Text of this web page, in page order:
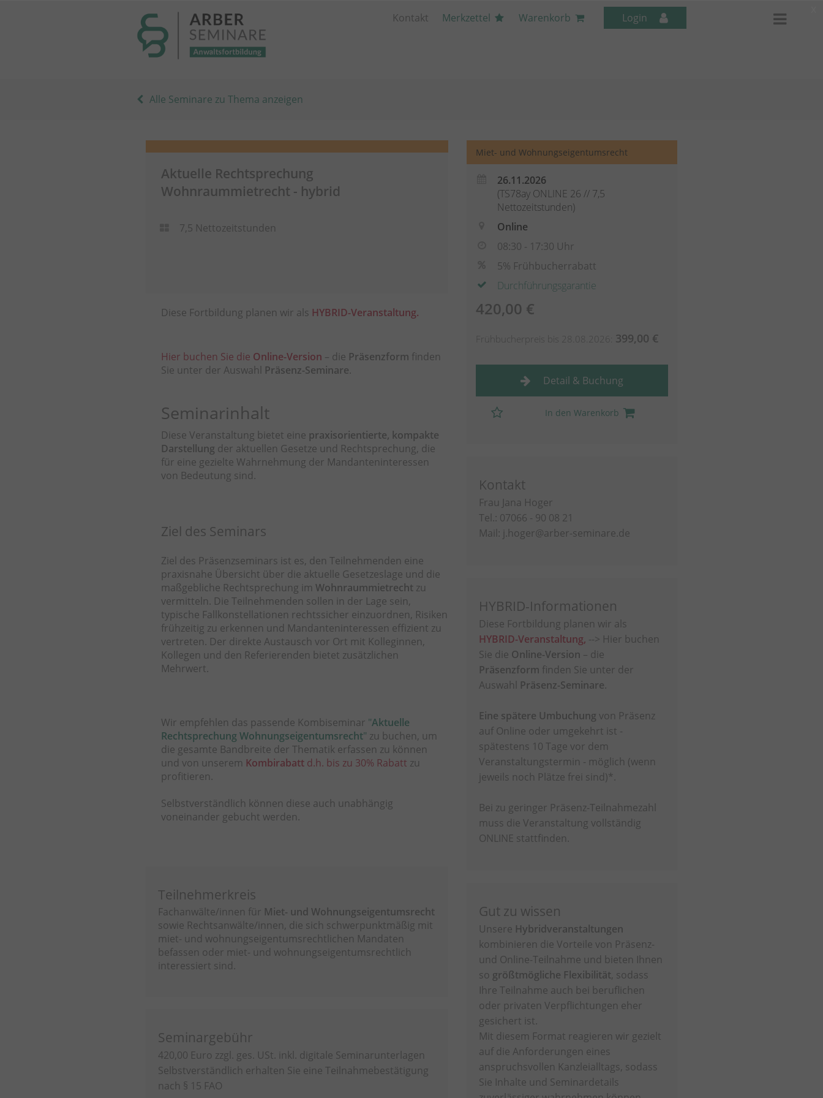
Kontakt Merkzettel Warenkorb Login
Alle Seminare zu Thema anzeigen
Aktuelle Rechtsprechung
Wohnraummietrecht - hybrid
7,5 Nettozeitstunden
Diese Fortbildung planen wir als HYBRID-Veranstaltung.
Hier buchen Sie die Online-Version – die Präsenzform finden
Sie unter der Auswahl Präsenz-Seminare.
Seminarinhalt
Diese Veranstaltung bietet eine praxisorientierte, kompakte
Darstellung der aktuellen Gesetze und Rechtsprechung, die
für eine gezielte Wahrnehmung der Mandanteninteressen
von Bedeutung sind.
Ziel des Seminars
Ziel des Präsenzseminars ist es, den Teilnehmenden eine
praxisnahe Übersicht über die aktuelle Gesetzeslage und die
maßgebliche Rechtsprechung imWohnraummietrecht zu
vermitteln. Die Teilnehmenden sollen in der Lage sein,
typische Fallkonstellationen rechtssicher einzuordnen, Risiken
frühzeitig zu erkennen und Mandanteninteressen effizient zu
vertreten. Der direkte Austausch vor Ort mit Kolleginnen,
Kollegen und den Referierenden bietet zusätzlichen
Mehrwert.
Wir empfehlen das passende Kombiseminar "Aktuelle
Rechtsprechung Wohnungseigentumsrecht" zu buchen, um
die gesamte Bandbreite der Thematik erfassen zu können
und von unserem Kombirabatt d.h. bis zu 30% Rabatt zu
profitieren.
Selbstverständlich können diese auch unabhängig
voneinander gebucht werden.
Teilnehmerkreis
Fachanwälte/innen für Miet- und Wohnungseigentumsrecht
sowie Rechtsanwälte/innen, die sich schwerpunktmäßig mit
miet- und wohnungseigentumsrechtlichen Mandaten
befassen oder miet- und wohnungseigentumsrechtlich
interessiert sind.
Seminargebühr
420,00 Euro zzgl. ges. USt. inkl. digitale Seminarunterlagen
Selbstverständlich erhalten Sie eine Teilnahmebestätigung
nach § 15 FAO
Miet- und Wohnungseigentumsrecht
26.11.2026
(TS78ay ONLINE 26 // 7,5
Nettozeitstunden)
Online
08:30 - 17:30 Uhr
5% Frühbucherrabatt
Durchführungsgarantie
420,00 €
Frühbucherpreis bis 28.08.2026: 399,00 €
Detail & Buchung
In den Warenkorb
Kontakt
Frau Jana Hoger
Tel.: 07066 - 90 08 21
Mail: j.hoger@arber-seminare.de
HYBRID-Informationen
Diese Fortbildung planen wir als
HYBRID-Veranstaltung, --> Hier buchen
Sie die Online-Version – die
Präsenzform finden Sie unter der
Auswahl Präsenz-Seminare.
Eine spätere Umbuchung von Präsenz
auf Online oder umgekehrt ist -
spätestens 10 Tage vor dem
Veranstaltungstermin - möglich (wenn
jeweils noch Plätze frei sind)*.
Bei zu geringer Präsenz-Teilnahmezahl
muss die Veranstaltung vollständig
ONLINE stattfinden.
Gut zu wissen
Unsere Hybridveranstaltungen
kombinieren die Vorteile von Präsenz-
und Online-Teilnahme und bieten Ihnen
so größtmögliche Flexibilität, sodass
Ihre Teilnahme auch bei beruflichen
oder privaten Verpflichtungen eher
gesichert ist.
Mit diesem Format reagieren wir gezielt
auf die Anforderungen eines
anspruchsvollen Kanzleialltags, sodass
Sie Inhalte und Seminardetails